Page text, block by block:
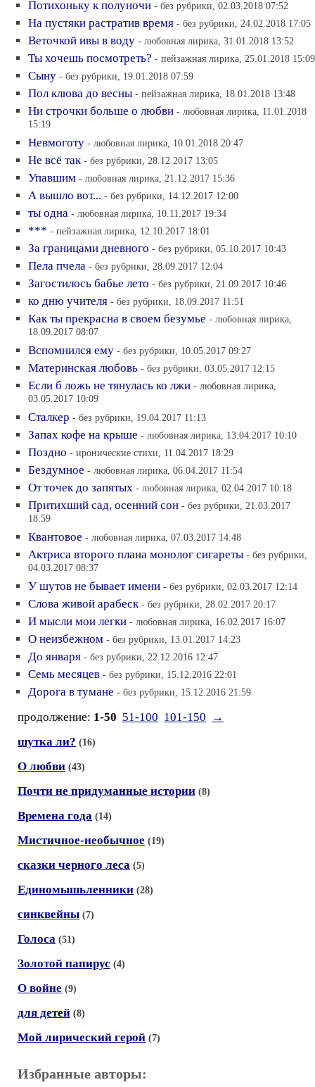
Потихоньку к полуночи - без рубрики, 02.03.2018 07:52
На пустяки растратив время - без рубрики, 24.02.2018 17:05
Веточкой ивы в воду - любовная лирика, 31.01.2018 13:52
Ты хочешь посмотреть? - пейзажная лирика, 25.01.2018 15:09
Сыну - без рубрики, 19.01.2018 07:59
Пол клюва до весны - пейзажная лирика, 18.01.2018 13:48
Ни строчки больше о любви - любовная лирика, 11.01.2018
15:19
Невмоготу - любовная лирика, 10.01.2018 20:47
Не всё так - без рубрики, 28.12.2017 13:05
Упавшим - любовная лирика, 21.12.2017 15:36
А вышло вот... - без рубрики, 14.12.2017 12:00
ты одна - любовная лирика, 10.11.2017 19:34
*** - пейзажная лирика, 12.10.2017 18:01
За границами дневного - без рубрики, 05.10.2017 10:43
Пела пчела - без рубрики, 28.09.2017 12:04
Загостилось бабье лето - без рубрики, 21.09.2017 10:46
ко дню учителя - без рубрики, 18.09.2017 11:51
Как ты прекрасна в своем безумье - любовная лирика,
18.09.2017 08:07
Вспомнился ему - без рубрики, 10.05.2017 09:27
Материнская любовь - без рубрики, 03.05.2017 12:15
Если б ложь не тянулась ко лжи - любовная лирика,
03.05.2017 10:09
Сталкер - без рубрики, 19.04.2017 11:13
Запах кофе на крыше - любовная лирика, 13.04.2017 10:10
Поздно - иронические стихи, 11.04.2017 18:29
Бездумное - любовная лирика, 06.04.2017 11:54
От точек до запятых - любовная лирика, 02.04.2017 10:18
Притихший сад, осенний сон - без рубрики, 21.03.2017
18:59
Квантовое - любовная лирика, 07.03.2017 14:48
Актриса второго плана монолог сигареты - без рубрики,
04.03.2017 08:37
У шутов не бывает имени - без рубрики, 02.03.2017 12:14
Слова живой арабеск - без рубрики, 28.02.2017 20:17
И мысли мои легки - любовная лирика, 16.02.2017 16:07
О неизбежном - без рубрики, 13.01.2017 14:23
До января - без рубрики, 22.12.2016 12:47
Семь месяцев - без рубрики, 15.12.2016 22:01
Дорога в тумане - без рубрики, 15.12.2016 21:59
продолжение: 1-50 51-100 101-150
→
шутка ли? (16)
О любви (43)
Почти не придуманные истории (8)
Времена года (14)
Мистичное-необычное (19)
сказки черного леса (5)
Единомышьленники (28)
синквейны (7)
Голоса (51)
Золотой папирус (4)
О войне (9)
для детей (8)
Мой лирический герой (7)
Избранные авторы: